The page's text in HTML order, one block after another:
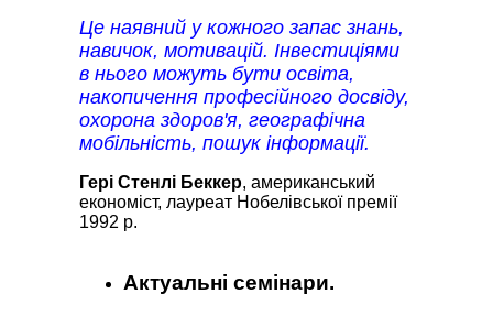
Це наявний у кожного запас знань,
навичок, мотивацій. Інвестиціями
в нього можуть бути освіта,
накопичення професійного досвіду,
охорона здоров'я, географічна
мобільність, пошук інформації.
Гері Стенлі Беккер, американський
економіст, лауреат Нобелівської премії
1992 р.
Актуальні семінари.